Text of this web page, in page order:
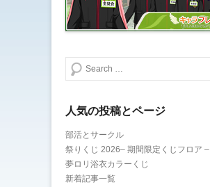
検索する
人気の投稿とページ
部活とサークル
祭りくじ 2026– 期間限定くじフロア –
夢ロリ浴衣カラーくじ
新着記事一覧